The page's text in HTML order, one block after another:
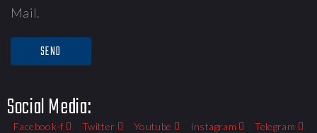
Mail.
Social Media:
Facebook-f Twitter Youtube Instagram Telegram